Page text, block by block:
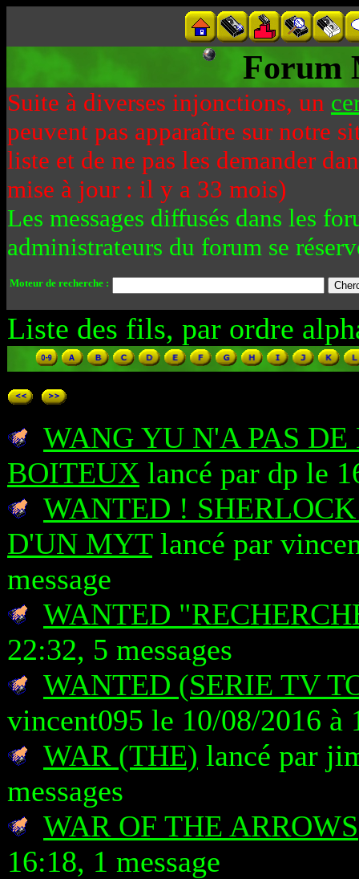
Forum
Suite à diverses injonctions, un
peuvent pas apparaître sur notre
liste et de ne pas les demander
mise à jour : il y a 33 mois)
Les messages diffusés dans les
administrateurs du forum se
Moteur de recherche :
Liste des fils, par ordre
WANG YU N'A PAS
BOITEUX lancé par dp le
WANTED !
D'UN MYTlancé par
message
WANTED
22:32, 5 messages
WANTED (SERIE TV
vincent095 le 10/08/2016 à
WAR (THE) lancé par
messages
WAR OF THE ARROWS
16:18, 1 message